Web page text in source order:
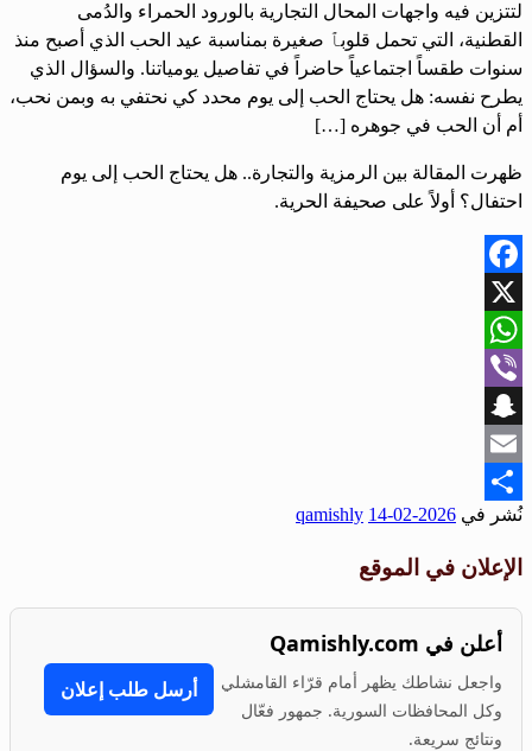
لتتزين فيه واجهات المحال التجارية بالورود الحمراء والدُمى
القطنية، التي تحمل قلوبٱ صغيرة بمناسبة عيد الحب الذي أصبح منذ
سنوات طقساً اجتماعياً حاضراً في تفاصيل يومياتنا. ‏والسؤال الذي
يطرح نفسه: هل يحتاج الحب إلى يوم محدد كي نحتفي به وبمن نحب،
أم أن الحب في جوهره […]
ظهرت المقالة بين الرمزية والتجارة.. هل يحتاج الحب إلى يوم
احتفال؟ أولاً على صحيفة الحرية.
Facebook
X
WhatsApp
Viber
Snapchat
Email
Share
نُشر في 2026-02-14
qamishly
الإعلان في الموقع
أعلن في Qamishly.com
واجعل نشاطك يظهر أمام قرّاء القامشلي
وكل المحافظات السورية. جمهور فعّال
ونتائج سريعة.
أرسل طلب إعلان